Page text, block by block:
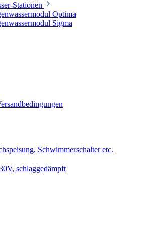
Stationen
Optima
Sigma
Schwimmerschalter etc.
schlaggedämpft